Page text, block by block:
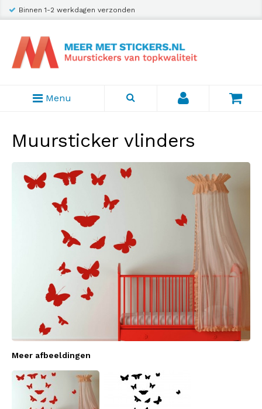
Binnen 1-2 werkdagen verzonden
Menu
Muursticker vlinders
Meer afbeeldingen